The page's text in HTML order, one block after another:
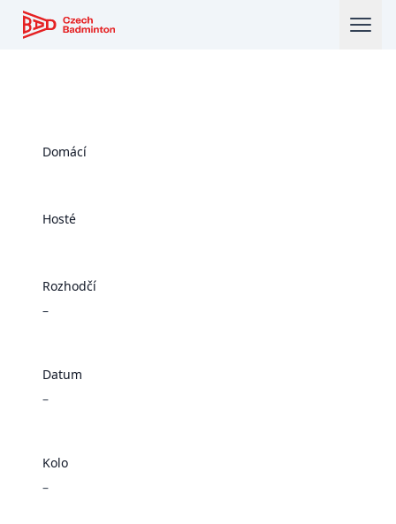
Český badmintonový svaz
Domácí
Hosté
Rozhodčí
–
Datum
–
Kolo
–